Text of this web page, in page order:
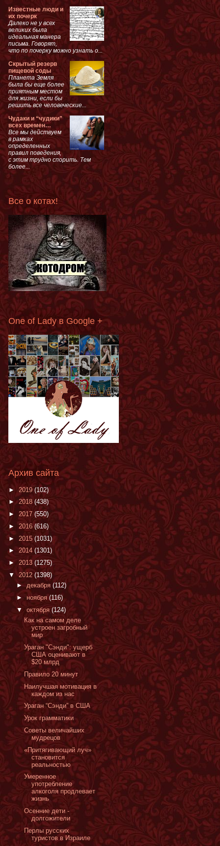
Известные люди и
их почерк
Далеко не у всех
великих была
идеальная манера
письма. Говорят,
что по почерку можно узнать о...
Скрытый резерв
пищевой соды
Планета Земля
была бы еще более
приятным местом
для жизни, если бы
решить все человеческие...
Чудаки и “чудики”
всех времен…
Все мы действуем
в рамках
определенных
правил поведения,
с этим трудно спорить. Тем
более...
Все о котах!
One of Lady в Google +
Архив сайта
► 2019 (102)
►2018 (438)
► 2017 (550)
► 2016(616)
► 2015 (1031)
►2014 (1301)
► 2013 (1275)
▼ 2012 (1398)
► декабря (112)
► ноября (116)
▼ октября (124)
Как на самом деле
устроен загробный
мир
Ураган "Сэнди": ущерб
США оценивают в
$20 млрд
Правило 20 минут
Наилучшая мотивация в
каждом из нас
Ураган “Сэнди” в США
Урок грамматики
Советы величайших
мудрецов
«Притягивающий луч»
становится
реальностью
Умеренное
употребление
алкоголя продлевает
жизнь
Осенние дети -
долгожители
Перлы русских
туристов в Израиле